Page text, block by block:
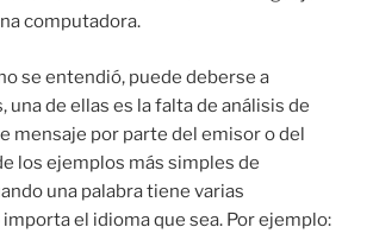
computadora.
se entendió, puede deberse a
una de ellas es la falta de análisis de
mensaje por parte del emisor o del
los ejemplos más simples de
una palabra tiene varias
el idioma que sea. Por ejemplo: